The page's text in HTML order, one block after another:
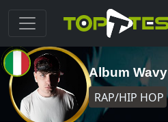
Album Wavy
RAP/HIP HOP